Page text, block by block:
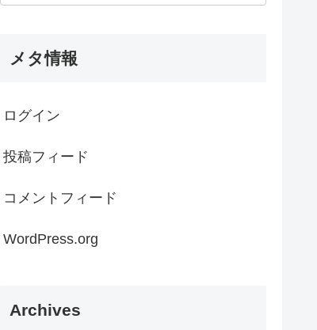
メタ情報
ログイン
投稿フィード
コメントフィード
WordPress.org
Archives